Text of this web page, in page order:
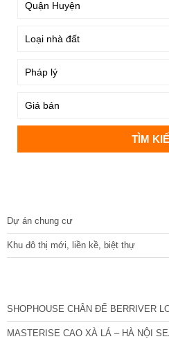
Dự án chung cư
Khu đô thị mới, liền kề, biệt thự
SHOPHOUSE CHÂN ĐẾ BERRIVER
MASTERISE CAO XÀ LÁ – HÀ NỘI